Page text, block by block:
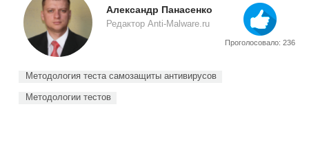
Александр Панасенко
Редактор Anti-Malware.ru
Проголосовало: 236
Методология теста самозащиты антивирусов
Методологии тестов